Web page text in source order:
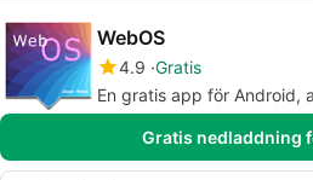
WebOS
4.9 Gratis
En gratis app för Android,
Gratis nedladdning